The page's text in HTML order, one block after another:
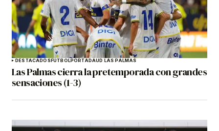
DESTACADOSFÚTBOLPORTADAUD LAS PALMAS
Las Palmas cierra la pretemporada con grandes
sensaciones (1-3)